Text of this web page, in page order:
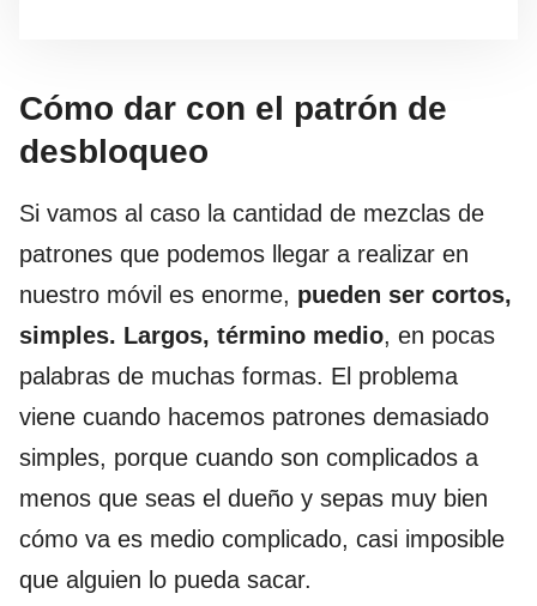
Cómo dar con el patrón de
desbloqueo
Si vamos al caso la cantidad de mezclas de
patrones que podemos llegar a realizar en
nuestro móvil es enorme, pueden ser cortos,
simples. Largos, término medio, en pocas
palabras de muchas formas. El problema
viene cuando hacemos patrones demasiado
simples, porque cuando son complicados a
menos que seas el dueño y sepas muy bien
cómo va es medio complicado, casi imposible
que alguien lo pueda sacar.